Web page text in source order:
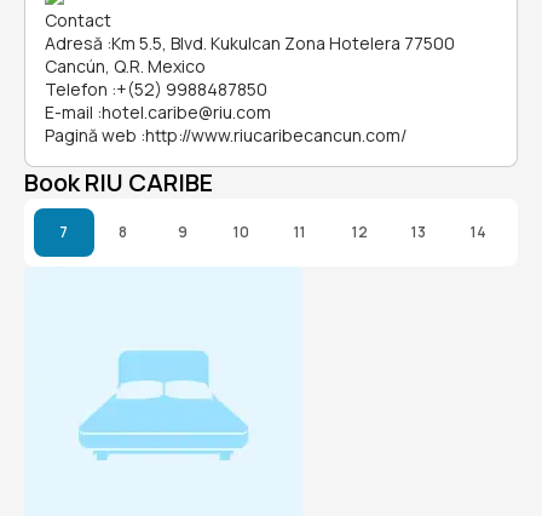
Contact
Adresă :Km 5.5, Blvd. Kukulcan Zona Hotelera 77500
Cancún, Q.R. Mexico
Telefon :+(52) 9988487850
E-mail :hotel.caribe@riu.com
Pagină web :http://www.riucaribecancun.com/
Book RIU CARIBE
7 8 9 10 11 12 13 14